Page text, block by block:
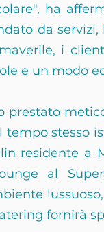
ha
da
i
e un modo
prestato
stesso
residente a
al
fornirà